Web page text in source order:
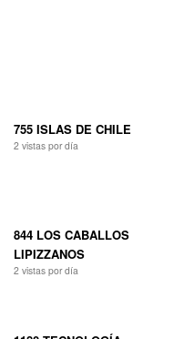
755 ISLAS DE CHILE
2 vistas por día
844 LOS CABALLOS
LIPIZZANOS
2 vistas por día